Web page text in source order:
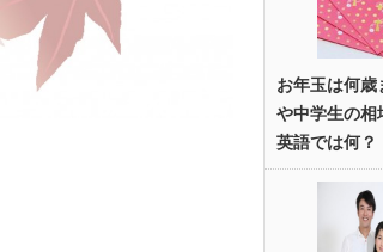
お年玉は何歳
や中学生の相
英語では何？